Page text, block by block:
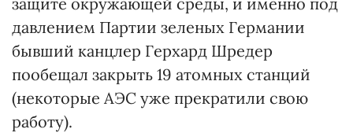
давлением Партии зеленых Германии
бывший канцлер Герхард Шредер
пообещал закрыть 19 атомных станций
(некоторые АЭС уже прекратили свою
работу).